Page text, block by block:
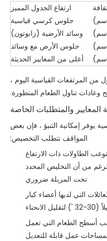
ارتفاع الجدول المميز
جلوس كرسي قياسية
وسائد الأرضية (زابوتون)
جلوس الأرض مع وسائد
أعلى من المعايير الحديثة
من المرتفعات القياسية اليوم ،
وعادات تناول الطعام المتطورة.
المعايير والمتطلبات الخاصة
يوفر إمكانية التنبؤ ، فإن بعض
المواقف تتطلب التخصيص:
الطاولات ذات الارتفاع
الرغم من أن التخليص المحدد
تحت المريلة ضروري
التي لديها أعضاء كبار
أسطح الطعام التي تعمل
عمل قابلة للتعديل